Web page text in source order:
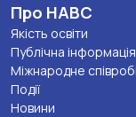
Про НАВС
Якість освіти
Публічна інформація
Міжнародне
Події
Новини